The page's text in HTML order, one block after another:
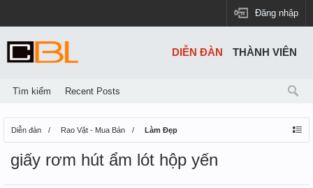
Đăng nhập
Diễn đàn Rao Vặt - Mua Bán Làm Đẹp
giấy rơm hút ẩm lót hộp yến
DIỄN ĐÀN
Tìm kiếm Recent Posts
THÀNH VIÊN